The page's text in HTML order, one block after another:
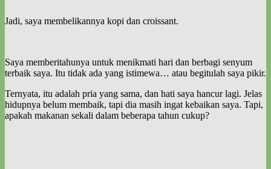
Jadi, saya membelikannya kopi dan croissant.
Saya memberitahunya untuk menikmati hari dan berbagi senyum
terbaik saya. Itu tidak ada yang istimewa… atau begitulah saya pikir.
Ternyata, itu adalah pria yang sama, dan hati saya hancur lagi. Jelas
hidupnya belum membaik, tapi dia masih ingat kebaikan saya. Tapi,
apakah makanan sekali dalam beberapa tahun cukup?